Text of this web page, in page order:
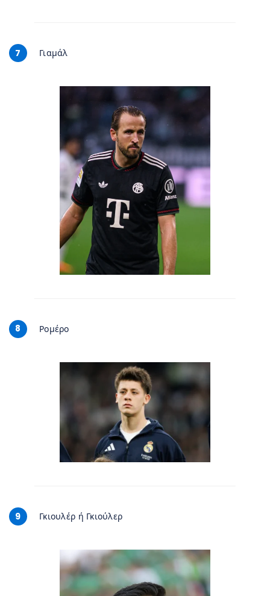
7 Γιαμάλ
8 Ρομέρο
9 Γκιουλέρ ή Γκιούλερ